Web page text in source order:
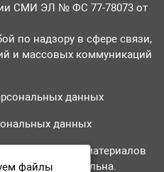
СМИ ЭЛ № ФС 77-78073 от
по надзору в сфере связи,
и массовых коммуникаций
данных
данных
материалов
tvr24.tv обязательна.
файлы